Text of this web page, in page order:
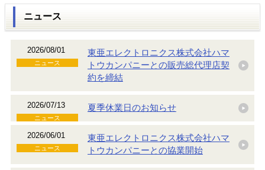
ニュース
2026/08/01
ニュース
東亜エレクトロニクス株式会社ハマ
トウカンパニーとの販売総代理店契
約を締結
2026/07/13
ニュース
夏季休業日のお知らせ
2026/06/01
ニュース
東亜エレクトロニクス株式会社ハマ
トウカンパニーとの協業開始